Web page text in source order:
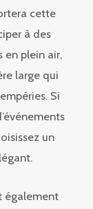
cette
à des
en plein air,
large qui
Si
un
également